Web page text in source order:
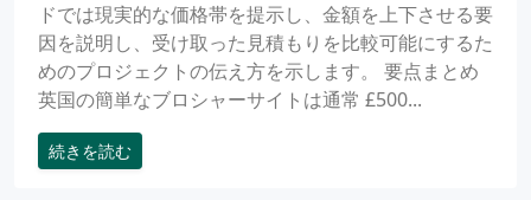
ドでは現実的な価格帯を提示し、金額を上下させる要
因を説明し、受け取った見積もりを比較可能にするた
めのプロジェクトの伝え方を示します。 要点まとめ
英国の簡単なブロシャーサイトは通常 £500...
続きを読む